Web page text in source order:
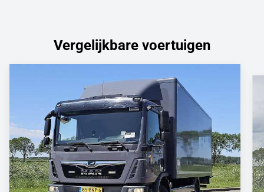
Vergelijkbare voertuigen